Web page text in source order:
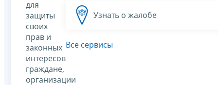
для
защиты
своих
прав и
законных
интересов
граждане,
организации
Узнать о жалобе
Все сервисы